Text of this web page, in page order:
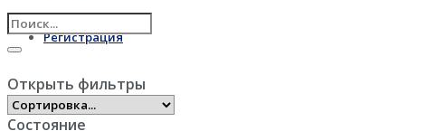
Регистрация
Открыть фильтры
Состояние